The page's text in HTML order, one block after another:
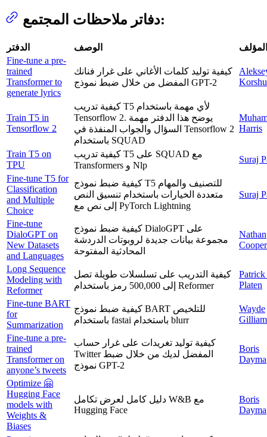
دفاتر ملاحظات المجتمع:
الدفتر الوصف
المؤلف
Fine-tune a pre-
trained
Transformer to
generate lyrics
كيفية توليد كلمات الأغاني على غرار فنانك
المفضل من خلال ضبط نموذج GPT-2
Train T5 in
Tensorflow 2
كيفية تدريب T5 لأي مهمة باستخدام
Tensorflow 2. يوضح هذا الدفتر مهمة
السؤال والجواب المنفذة في Tensorflow 2
باستخدام SQUAD
Harris
Train T5 on
TPU
كيفية تدريب T5 على SQUAD مع
Transformers و Nlp
Suraj
Fine-tune T5 for
Classification
and Multiple
Choice
كيفية ضبط نموذج T5 للتصنيف والمهام
متعددة الخيارات باستخدام تنسيق النص
إلى نص مع PyTorch Lightning
Suraj
Fine-tune
DialoGPT on
New Datasets
and Languages
كيفية ضبط نموذج DialoGPT على
مجموعة بيانات جديدة لروبوتات الدردشة
المحادثية المفتوحة
Nathan
Cooper
Long Sequence
Modeling with
Reformer
كيفية التدريب على تسلسلات طويلة تصل
إلى 500,000 رمز باستخدام Reformer
Platen
Fine-tune BART
for
Summarization
كيفية ضبط نموذج BART للتلخيص
باستخدام fastai باستخدام blurr
Wayde
Gilliam
Fine-tune a pre-
trained
Transformer on
anyone’s tweets
كيفية توليد تغريدات على غرار حساب
Twitter المفضل لديك من خلال ضبط
نموذج GPT-2
Boris
Dayma
Optimize 🤗
Hugging Face
models with
Weights &
Biases
دليل كامل لعرض تكامل W&B مع
Hugging Face
Boris
Dayma